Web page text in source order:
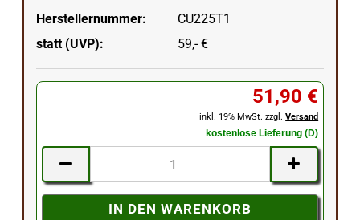
Herstellernummer:
CU225T1
statt (UVP):
59,- €
51,90 €
inkl. 19% MwSt. zzgl.Versand
kostenlose Lieferung (D)